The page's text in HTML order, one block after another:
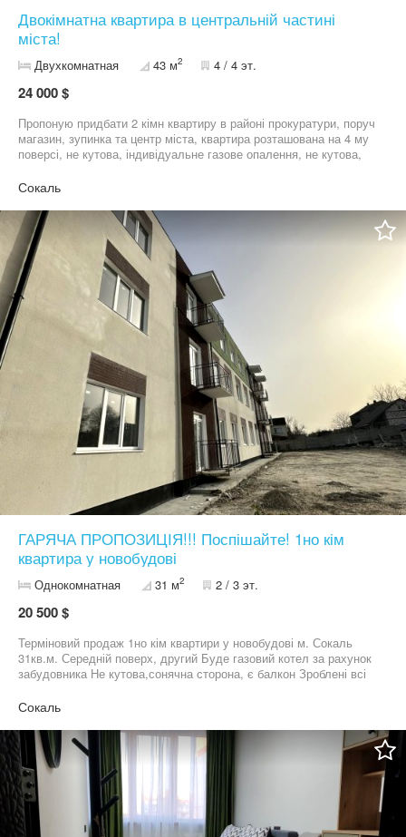
Двокімнатна квартира в центральній частині
міста!
Двухкомнатная 43 м2 4 / 4 эт.
24 000 $
Пропоную придбати 2 кімн квартиру в районі прокуратури, поруч
магазин, зупинка та центр міста, квартира розташована на 4 му
поверсі, не кутова, індивідуальне газове опалення, не кутова,
Сокаль
ГАРЯЧА ПРОПОЗИЦІЯ!!! Поспішайте! 1но кім
квартира у новобудові
Однокомнатная 31 м2 2 / 3 эт.
20 500 $
Терміновий продаж 1но кім квартири у новобудові м. Сокаль
31кв.м. Середній поверх, другий Буде газовий котел за рахунок
забудовника Не кутова,сонячна сторона, є балкон Зроблені всі
зараз, щоб встигнути на огляд квартири 09******43 АН Нова
Сокаль